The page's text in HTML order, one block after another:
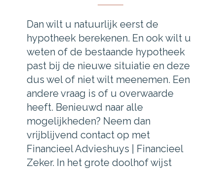
Dan wilt u natuurlijk eerst de
hypotheek berekenen. En ook wilt u
weten of de bestaande hypotheek
past bij de nieuwe situiatie en deze
dus wel of niet wilt meenemen. Een
andere vraag is of u overwaarde
heeft. Benieuwd naar alle
mogelijkheden? Neem dan
vrijblijvend contact op met
Financieel Advieshuys | Financieel
Zeker. In het grote doolhof wijst